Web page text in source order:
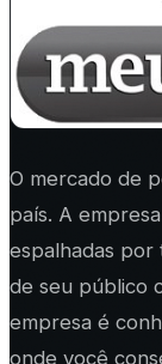
O mercado de
país. A
espalhadas
de seu público
empresa é
onde você